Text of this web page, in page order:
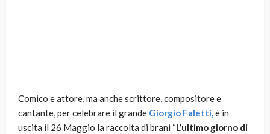
Comico e attore, ma anche scrittore, compositore e
cantante, per celebrare il grande Giorgio Faletti,è in
uscita il 26 Maggio la raccolta di brani “L’ultimo giorno di